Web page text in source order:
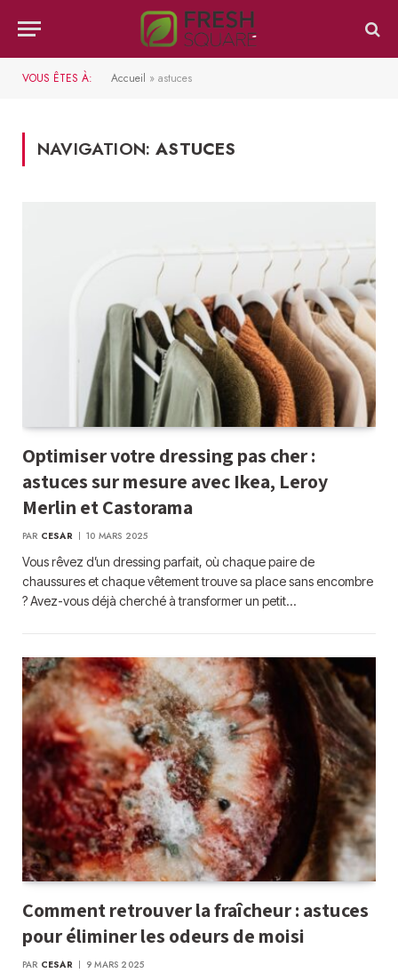
VOUS ÊTES À: Accueil » astuces
NAVIGATION:ASTUCES
Optimiser votre dressing pas cher :
astuces sur mesure avec Ikea, Leroy
Merlin et Castorama
PAR CESAR 10 MARS 2025
Vous rêvez d’un dressing parfait, où chaque paire de
chaussures et chaque vêtement trouve sa place sans encombre
? Avez-vous déjà cherché à transformer un petit…
Comment retrouver la fraîcheur : astuces
pour éliminer les odeurs de moisi
PAR CESAR 9 MARS 2025